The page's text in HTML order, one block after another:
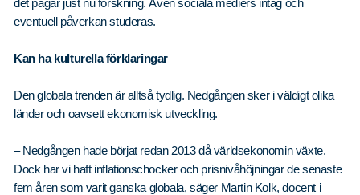
eventuell påverkan studeras.
Kan ha kulturella förklaringar
Den globala trenden är alltså tydlig. Nedgången sker i väldigt olika
länder och oavsett ekonomisk utveckling.
– Nedgången hade börjat redan 2013 då världsekonomin växte.
Dock har vi haft inflationschocker och prisnivåhöjningar de senaste
fem åren som varit ganska globala, säger Martin Kolk, docent i